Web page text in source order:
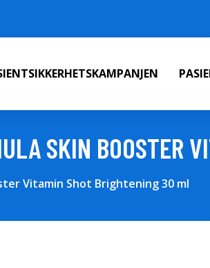
SKIN BOOSTER
Vitamin Shot Brightening 30 ml